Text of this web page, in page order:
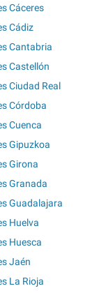
Cáceres
Cádiz
Cantabria
Castellón
Ciudad Real
Córdoba
Cuenca
Gipuzkoa
Girona
Granada
Guadalajara
Huelva
Huesca
Jaén
La Rioja